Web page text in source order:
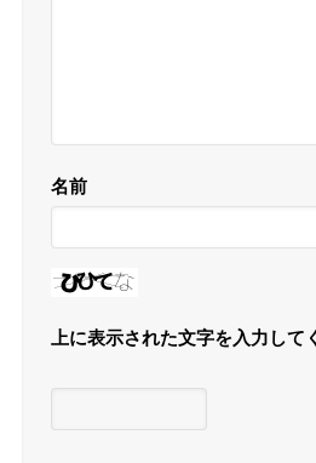
名前
上に表示された文字を入力して